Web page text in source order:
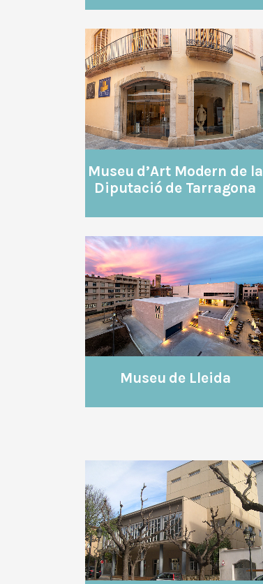
VEURE
Museu d’Art Modern de la
Diputació de Tarragona
VEURE
Museu de Lleida
VEURE